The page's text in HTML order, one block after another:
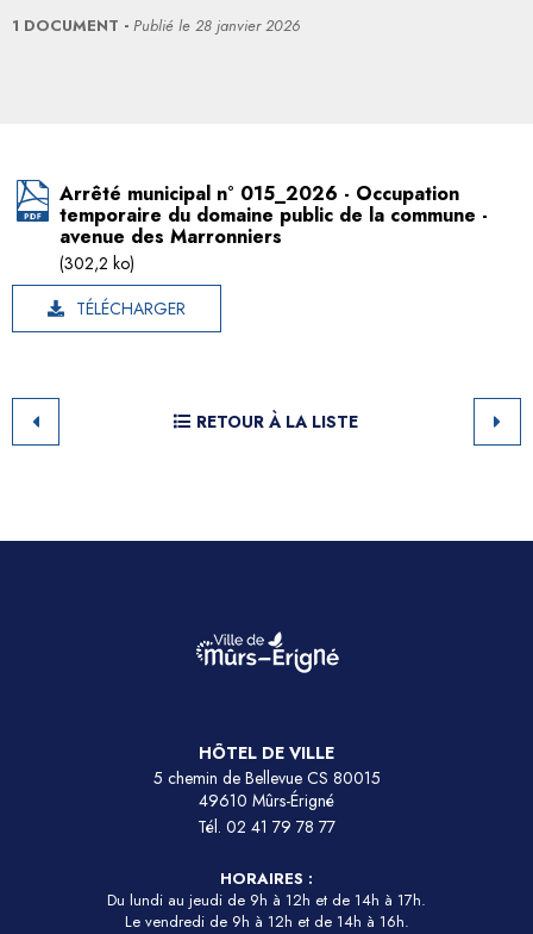
1 DOCUMENT Publié le 28 janvier 2026
Arrêté municipal n° 015_2026 - Occupation
temporaire du domaine public de la commune -
avenue des Marronniers
(302,2 ko)
TÉLÉCHARGER
RETOUR À LA LISTE
HÔTEL DE VILLE
5 chemin de Bellevue CS 80015
49610 Mûrs-Érigné
Tél. 02 41 79 78 77
HORAIRES :
Du lundi au jeudi de 9h à 12h et de 14h à 17h.
Le vendredi de 9h à 12h et de 14h à 16h.